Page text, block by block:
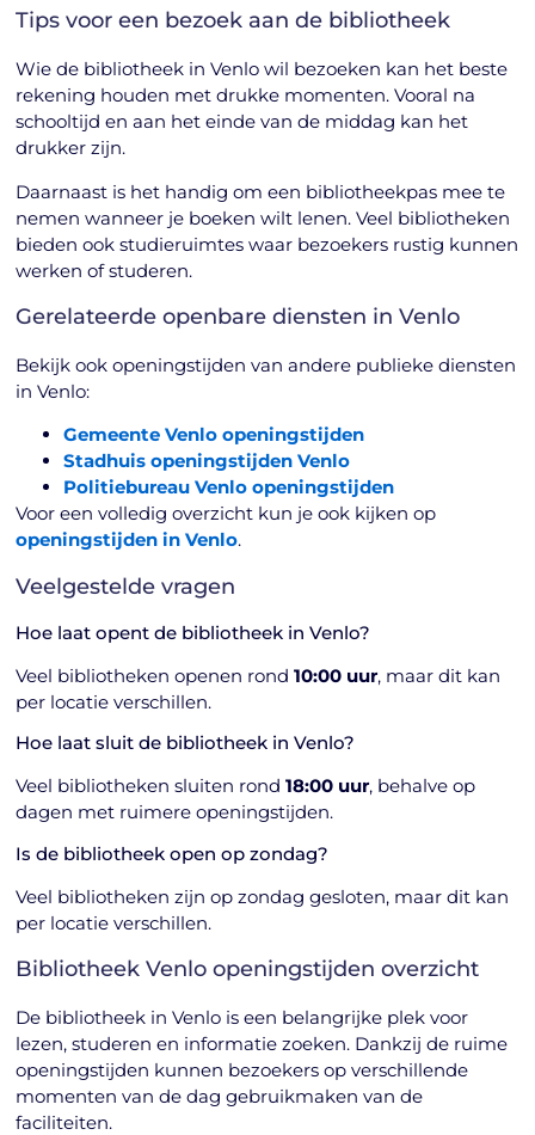
Tips voor een bezoek aan de bibliotheek
Wie de bibliotheek in Venlo wil bezoeken kan het beste
rekening houden met drukke momenten. Vooral na
schooltijd en aan het einde van de middag kan het
drukker zijn.
Daarnaast is het handig om een bibliotheekpas mee te
nemen wanneer je boeken wilt lenen. Veel bibliotheken
bieden ook studieruimtes waar bezoekers rustig kunnen
werken of studeren.
Gerelateerde openbare diensten in Venlo
Bekijk ook openingstijden van andere publieke diensten
in Venlo:
Gemeente Venlo openingstijden
Stadhuis openingstijden Venlo
Politiebureau Venlo openingstijden
Voor een volledig overzicht kun je ook kijken op
openingstijden in Venlo.
Veelgestelde vragen
Hoe laat opent de bibliotheek in Venlo?
Veel bibliotheken openen rond10:00 uur, maar dit kan
per locatie verschillen.
Hoe laat sluit de bibliotheek in Venlo?
Veel bibliotheken sluiten rond18:00 uur, behalve op
dagen met ruimere openingstijden.
Is de bibliotheek open op zondag?
Veel bibliotheken zijn op zondag gesloten, maar dit kan
per locatie verschillen.
Bibliotheek Venlo openingstijden overzicht
De bibliotheek in Venlo is een belangrijke plek voor
lezen, studeren en informatie zoeken. Dankzij de ruime
openingstijden kunnen bezoekers op verschillende
momenten van de dag gebruikmaken van de
faciliteiten.